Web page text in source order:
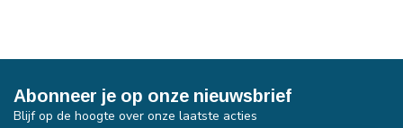
Abonneer je op onze nieuwsbrief
Blijf op de hoogte over onze laatste acties